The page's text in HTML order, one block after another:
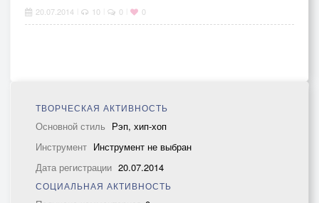
20.07.2014 10 0 0
ТВОРЧЕСКАЯ АКТИВНОСТЬ
Основной стиль Рэп, хип-хоп
Инструмент Инструмент не выбран
Дата регистрации 20.07.2014
СОЦИАЛЬНАЯ АКТИВНОСТЬ